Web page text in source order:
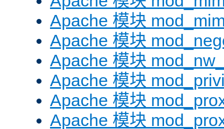
Apache 模块
Apache 模块
Apache 模块
Apache 模块
Apache 模块
Apache 模块